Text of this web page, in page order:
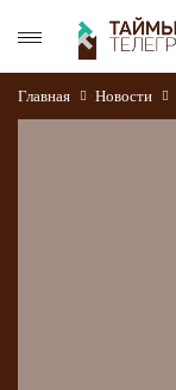
Главная Новости